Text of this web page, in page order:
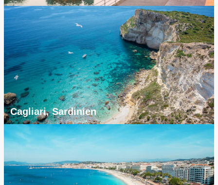
Cagliari, Sardinien